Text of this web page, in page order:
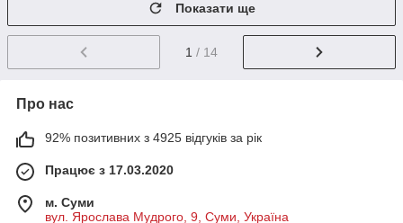
Показати ще
1 / 14
Про нас
92% позитивних з 4925 відгуків за рік
Працює з 17.03.2020
м. Суми
вул. Ярослава Мудрого, 9, Суми, Україна